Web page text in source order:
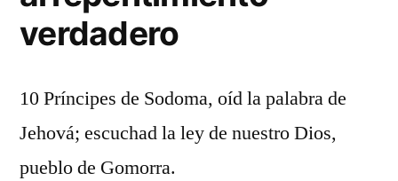
verdadero
10 Príncipes de Sodoma, oíd la palabra de
Jehová; escuchad la ley de nuestro Dios,
pueblo de Gomorra.